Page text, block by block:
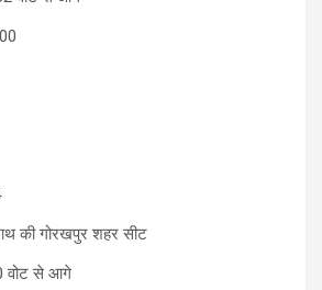
की गोरखपुर शहर सीट
वोट से आगे